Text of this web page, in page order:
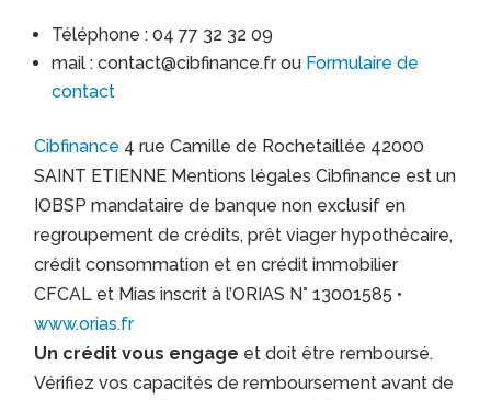
Téléphone : 04 77 32 32 09
mail : contact@cibfinance.fr ou Formulaire de
contact
Cibfinance 4 rue Camille de Rochetaillée 42000
SAINT ETIENNE Mentions légales Cibfinance est un
IOBSP mandataire de banque non exclusif en
regroupement de crédits, prêt viager hypothécaire,
crédit consommation et en crédit immobilier
CFCAL et Mias inscrit à l’ORIAS N° 13001585 •
www.orias.fr
Un crédit vous engage et doit être remboursé.
Vérifiez vos capacités de remboursement avant de